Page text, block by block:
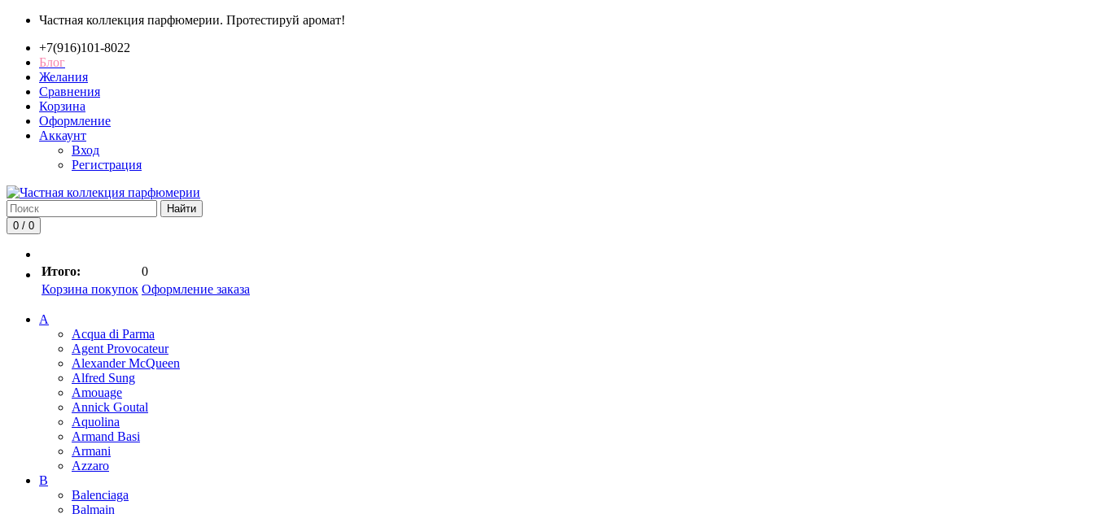
Частная коллекция парфюмерии. Протестируй аромат!
+7(916)101-8022
Блог
Желания
Сравнения
Корзина
Оформление
Аккаунт
Вход
Регистрация
Найти
0 / 0
Итого:
0
Корзина покупок Оформление заказа
A
Acqua di Parma
Agent Provocateur
Alexander McQueen
Alfred Sung
Amouage
Annick Goutal
Aquolina
Armand Basi
Armani
Azzaro
B
Balenciaga
Balmain